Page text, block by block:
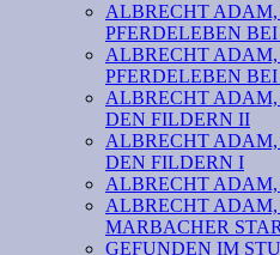
ALBRECHT
PFERDELEBEN
ALBRECHT
PFERDELEBEN
ALBRECHT
DEN FILDERN II
ALBRECHT
DEN FILDERN I
ALBRECHT
ALBRECHT
MARBACHER STAR
GEFUNDEN IM